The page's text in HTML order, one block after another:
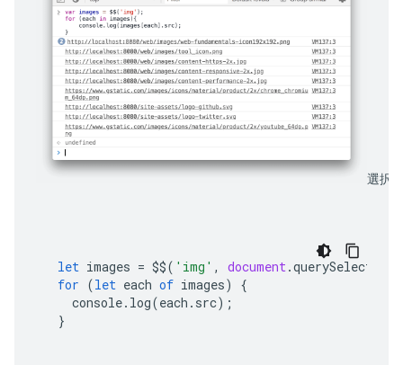
選択
let images = $$( 'img' , document.querySelector
for (let each of images)
{
console. log(each . src);
}